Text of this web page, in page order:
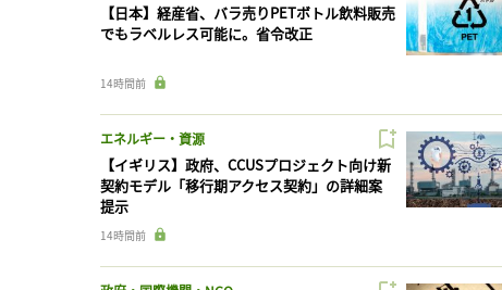
【日本】経産省、バラ売りPETボトル飲料販売
でもラベルレス可能に。省令改正
14時間前
エネルギー・資源
【イギリス】政府、CCUSプロジェクト向け新
契約モデル「移行期アクセス契約」の詳細案
提示
14時間前